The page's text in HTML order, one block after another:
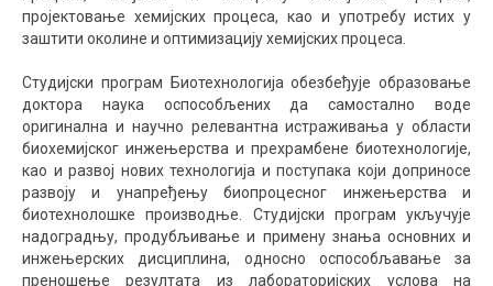
пројектовање хемијских процеса, као и употребу истих у
заштити околине и оптимизацију хемијских процеса.
Студијски програм Биотехнологија обезбеђује образовање
доктора наука оспособљених да самостално воде
оригинална и научно релевантна истраживања у области
биохемијског инжењерства и прехрамбене биотехнологије,
као и развој нових технологија и поступака који доприносе
развоју и унапређењу биопроцесног инжењерства и
биотехнолошке производње. Студијски програм укључује
надоградњу, продубљивање и примену знања основних и
инжењерских дисциплина, односно оспособљавање за
преношење резултата из лабораторијских услова на